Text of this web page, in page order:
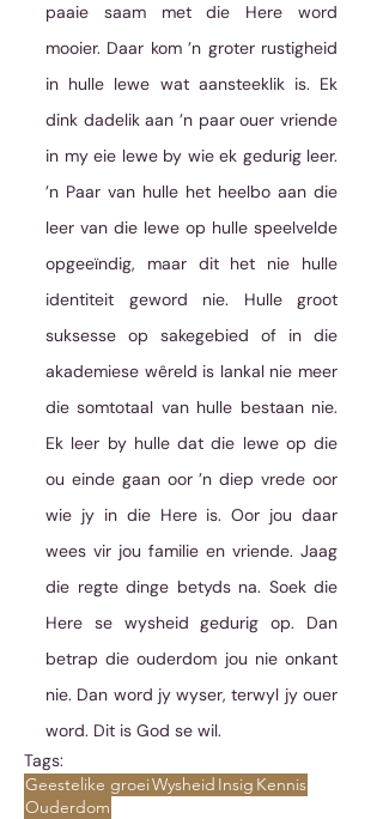
paaie saam met die Here word
mooier. Daar kom ’n groter rustigheid
in hulle lewe wat aansteeklik is. Ek
dink dadelik aan ’n paar ouer vriende
in my eie lewe by wie ek gedurig leer.
’n Paar van hulle het heelbo aan die
leer van die lewe op hulle speelvelde
opgeeïndig, maar dit het nie hulle
identiteit geword nie. Hulle groot
suksesse op sakegebied of in die
akademiese wêreld is lankal nie meer
die somtotaal van hulle bestaan nie.
Ek leer by hulle dat die lewe op die
ou einde gaan oor ’n diep vrede oor
wie jy in die Here is. Oor jou daar
wees vir jou familie en vriende. Jaag
die regte dinge betyds na. Soek die
Here se wysheid gedurig op. Dan
betrap die ouderdom jou nie onkant
nie. Dan word jy wyser, terwyl jy ouer
word. Dit is God se wil.
Tags:
Geestelike groeiWysheid Insig Kennis
Ouderdom